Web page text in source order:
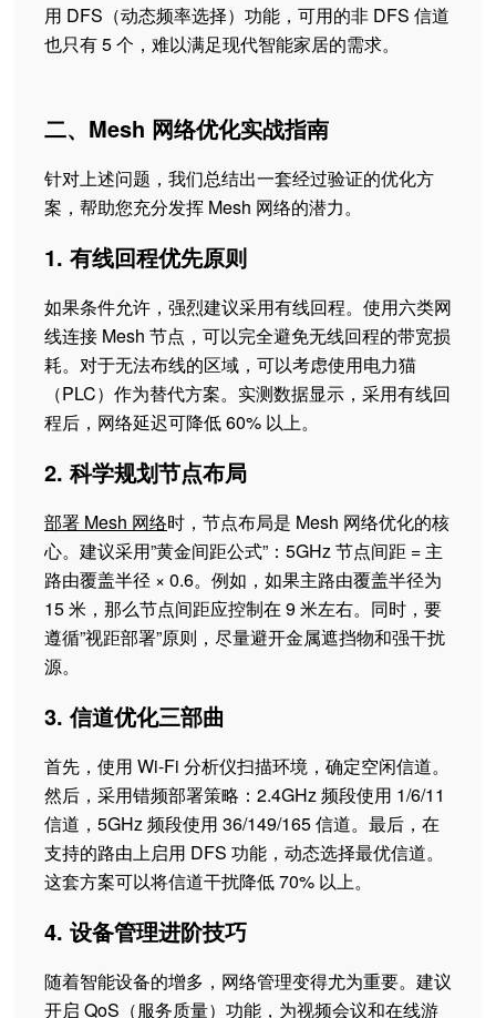
用 DFS（动态频率选择）功能，可用的非 DFS 信道
也只有 5 个，难以满足现代智能家居的需求。
二、Mesh 网络优化实战指南
针对上述问题，我们总结出一套经过验证的优化方
案，帮助您充分发挥 Mesh 网络的潜力。
1. 有线回程优先原则
如果条件允许，强烈建议采用有线回程。使用六类网
线连接 Mesh 节点，可以完全避免无线回程的带宽损
耗。对于无法布线的区域，可以考虑使用电力猫
（PLC）作为替代方案。实测数据显示，采用有线回
程后，网络延迟可降低 60% 以上。
2. 科学规划节点布局
部署 Mesh 网络时，节点布局是 Mesh 网络优化的核
心。建议采用”黄金间距公式”：5GHz 节点间距 = 主
路由覆盖半径 × 0.6。例如，如果主路由覆盖半径为
15 米，那么节点间距应控制在 9 米左右。同时，要
遵循”视距部署”原则，尽量避开金属遮挡物和强干扰
源。
3. 信道优化三部曲
首先，使用 Wi-Fi 分析仪扫描环境，确定空闲信道。
然后，采用错频部署策略：2.4GHz 频段使用 1/6/11
信道，5GHz 频段使用 36/149/165 信道。最后，在
支持的路由上启用 DFS 功能，动态选择最优信道。
这套方案可以将信道干扰降低 70% 以上。
4. 设备管理进阶技巧
随着智能设备的增多，网络管理变得尤为重要。建议
开启 QoS（服务质量）功能，为视频会议和在线游